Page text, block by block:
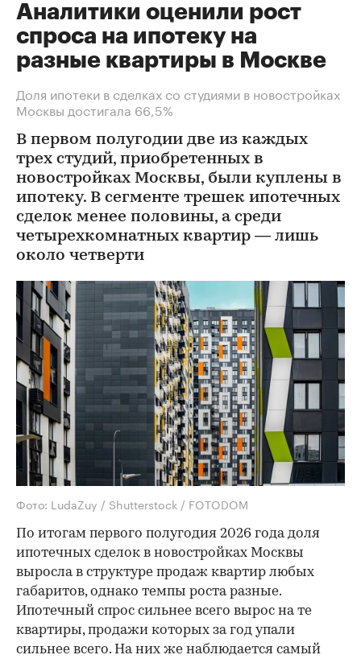
Аналитики оценили рост
спроса на ипотеку на
разные квартиры в Москве
Доля ипотеки в сделках со студиями в новостройках
Москвы достигала 66,5%
В первом полугодии две из каждых
трех студий, приобретенных в
новостройках Москвы, были куплены в
ипотеку. В сегменте трешек ипотечных
сделок менее половины, а среди
четырехкомнатных квартир — лишь
около четверти
Фото: LudaZuy / Shutterstock / FOTODOM
По итогам первого полугодия 2026 года доля
ипотечных сделок в новостройках Москвы
выросла в структуре продаж квартир любых
габаритов, однако темпы роста разные.
Ипотечный спрос сильнее всего вырос на те
квартиры, продажи которых за год упали
сильнее всего. На них же наблюдается самый